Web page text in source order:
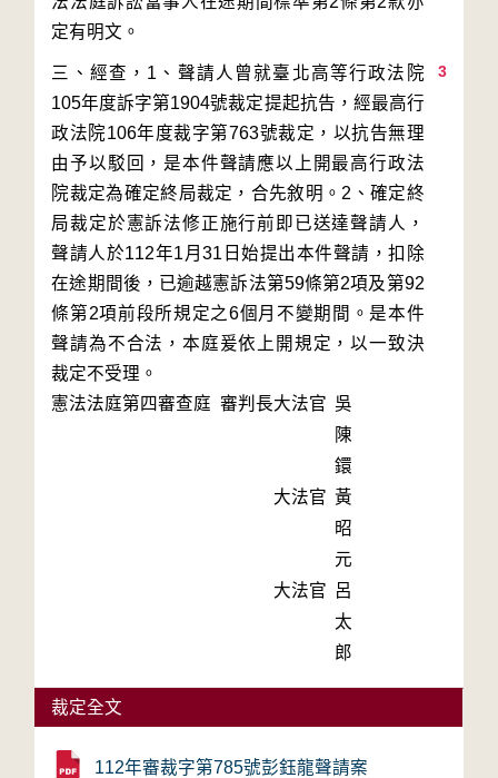
3
三、經查，1、聲請人曾就臺北高等行政法院
105年度訴字第1904號裁定提起抗告，經最高行
政法院106年度裁字第763號裁定，以抗告無理
由予以駁回，是本件聲請應以上開最高行政法
院裁定為確定終局裁定，合先敘明。2、確定終
局裁定於憲訴法修正施行前即已送達聲請人，
聲請人於112年1月31日始提出本件聲請，扣除
在途期間後，已逾越憲訴法第59條第2項及第92
條第2項前段所規定之6個月不變期間。是本件
聲請為不合法，本庭爰依上開規定，以一致決
裁定不受理。
憲法法庭第四審查庭 審判長大法官 吳
陳
鐶
大法官 黃
昭
元
大法官 呂
太
郎
裁定全文
112年審裁字第785號彭鈺龍聲請案